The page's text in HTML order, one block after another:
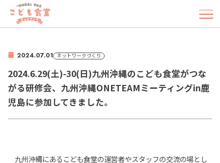
2024.07.01 ネットワークづくり
2024.6.29(土)-30(日)九州沖縄のこども食堂がつな
がる研修会、九州沖縄ONETEAMミーティングin鹿
児島に参加してきました。
九州沖縄にあるこども食堂の運営者やスタッフの交流の場とし